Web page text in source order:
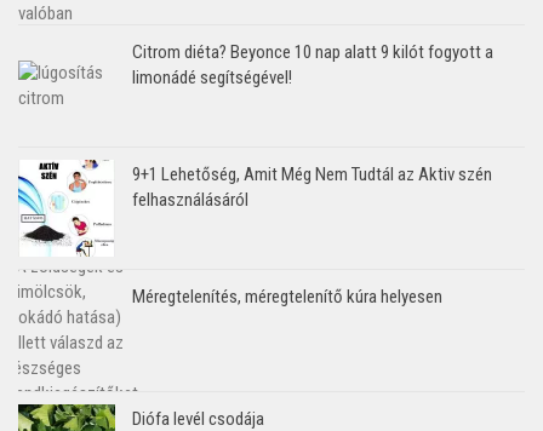
Citrom diéta? Beyonce 10 nap alatt 9 kilót fogyott a
limonádé segítségével!
9+1 Lehetőség, Amit Még Nem Tudtál az Aktiv szén
felhasználásáról
Méregtelenítés, méregtelenítő kúra helyesen
Diófa levél csodája